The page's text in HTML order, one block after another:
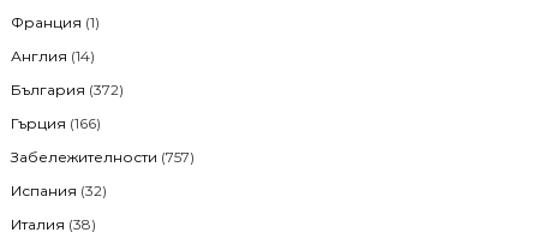
Франция (1)
Англия (14)
България (372)
Гърция (166)
Забележителности (757)
Испания (32)
Италия (38)